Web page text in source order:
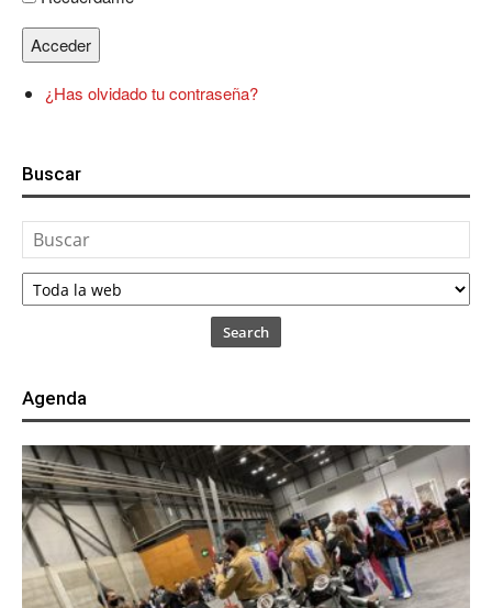
Acceder
¿Has olvidado tu contraseña?
Buscar
Search
Agenda